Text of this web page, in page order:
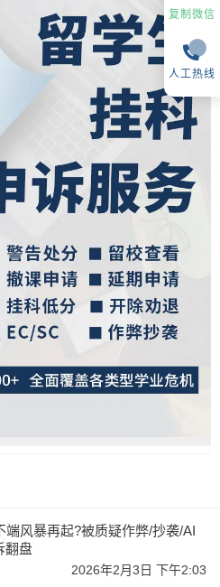
风暴再起?被质疑作弊/抄袭/AI
翻盘
2026年2月3日 下午2:03
复制微信
人工热线